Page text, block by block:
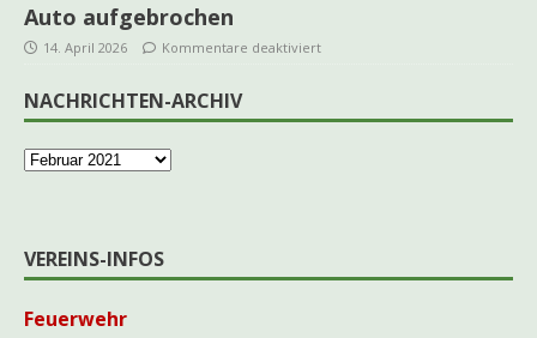
Auto aufgebrochen
14. April 2026 Kommentare deaktiviert
NACHRICHTEN-ARCHIV
VEREINS-INFOS
Feuerwehr